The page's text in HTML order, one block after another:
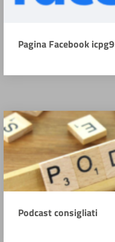
Pagina Facebook icpg9
Podcast consigliati